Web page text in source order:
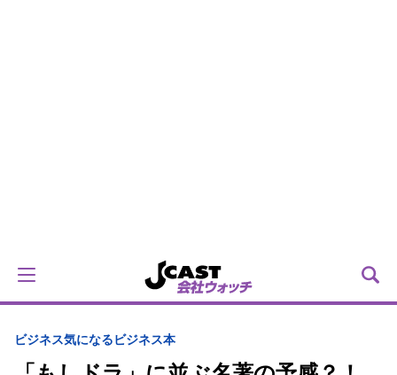
ビジネス気になるビジネス本